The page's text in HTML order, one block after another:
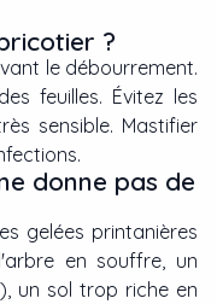
?
le débourrement.
feuilles. Évitez les
sensible. Mastifier
donne pas de
gelées printanières
en souffre, un
un sol trop riche en